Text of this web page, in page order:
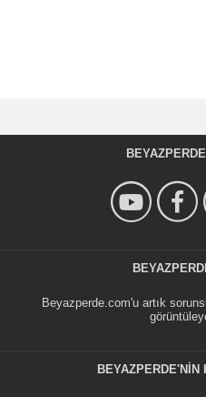
Beyazperde.com'u artık
BEYAZPERDE'NIN